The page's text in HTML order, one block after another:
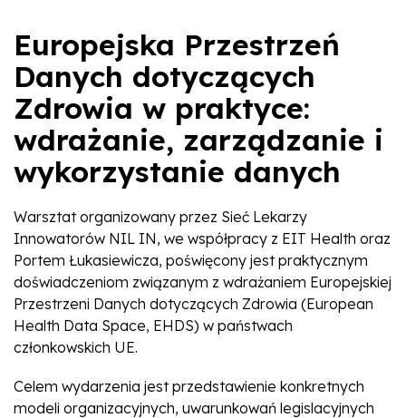
Europejska Przestrzeń
Danych dotyczących
Zdrowia w praktyce:
wdrażanie, zarządzanie i
wykorzystanie danych
Warsztat organizowany przez Sieć Lekarzy
Innowatorów NIL IN, we współpracy z EIT Health oraz
Portem Łukasiewicza, poświęcony jest praktycznym
doświadczeniom związanym z wdrażaniem Europejskiej
Przestrzeni Danych dotyczących Zdrowia (European
Health Data Space, EHDS) w państwach
członkowskich UE.
Celem wydarzenia jest przedstawienie konkretnych
modeli organizacyjnych, uwarunkowań legislacyjnych